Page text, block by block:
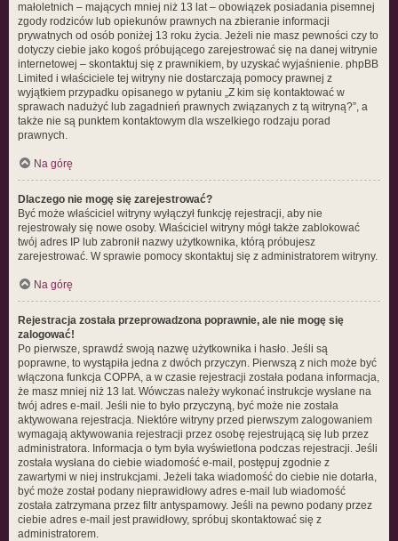
małoletnich – mających mniej niż 13 lat – obowiązek posiadania pisemnej
zgody rodziców lub opiekunów prawnych na zbieranie informacji
prywatnych od osób poniżej 13 roku życia. Jeżeli nie masz pewności czy to
dotyczy ciebie jako kogoś próbującego zarejestrować się na danej witrynie
internetowej – skontaktuj się z prawnikiem, by uzyskać wyjaśnienie. phpBB
Limited i właściciele tej witryny nie dostarczają pomocy prawnej z
wyjątkiem przypadku opisanego w pytaniu „Z kim się kontaktować w
sprawach nadużyć lub zagadnień prawnych związanych z tą witryną?”, a
także nie są punktem kontaktowym dla wszelkiego rodzaju porad
prawnych.
Na górę
Dlaczego nie mogę się zarejestrować?
Być może właściciel witryny wyłączył funkcję rejestracji, aby nie
rejestrowały się nowe osoby. Właściciel witryny mógł także zablokować
twój adres IP lub zabronił nazwy użytkownika, którą próbujesz
zarejestrować. W sprawie pomocy skontaktuj się z administratorem witryny.
Na górę
Rejestracja została przeprowadzona poprawnie, ale nie mogę się
zalogować!
Po pierwsze, sprawdź swoją nazwę użytkownika i hasło. Jeśli są
poprawne, to wystąpiła jedna z dwóch przyczyn. Pierwszą z nich może być
włączona funkcja COPPA, a w czasie rejestracji została podana informacja,
że masz mniej niż 13 lat. Wówczas należy wykonać instrukcje wysłane na
twój adres e-mail. Jeśli nie to było przyczyną, być może nie została
aktywowana rejestracja. Niektóre witryny przed pierwszym zalogowaniem
wymagają aktywowania rejestracji przez osobę rejestrującą się lub przez
administratora. Informacja o tym była wyświetlona podczas rejestracji. Jeśli
została wysłana do ciebie wiadomość e-mail, postępuj zgodnie z
zawartymi w niej instrukcjami. Jeżeli taka wiadomość do ciebie nie dotarła,
być może został podany nieprawidłowy adres e-mail lub wiadomość
została zatrzymana przez filtr antyspamowy. Jeśli na pewno podany przez
ciebie adres e-mail jest prawidłowy, spróbuj skontaktować się z
administratorem.